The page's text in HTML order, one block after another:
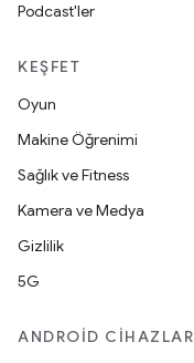
Podcast'ler
KEŞFET
Oyun
Makine Öğrenimi
Sağlık ve Fitness
Kamera ve Medya
Gizlilik
5G
ANDROID CIHAZLAR